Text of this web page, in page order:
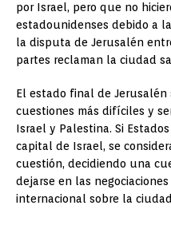
por Israel, pero que no
estadounidenses debido a
la disputa de Jerusalén
partes reclaman la ciudad
El estado final de Jerusalén
cuestiones más difíciles y
Israel y Palestina. Si
capital de Israel, se
cuestión, decidiendo una
dejarse en las
internacional sobre la